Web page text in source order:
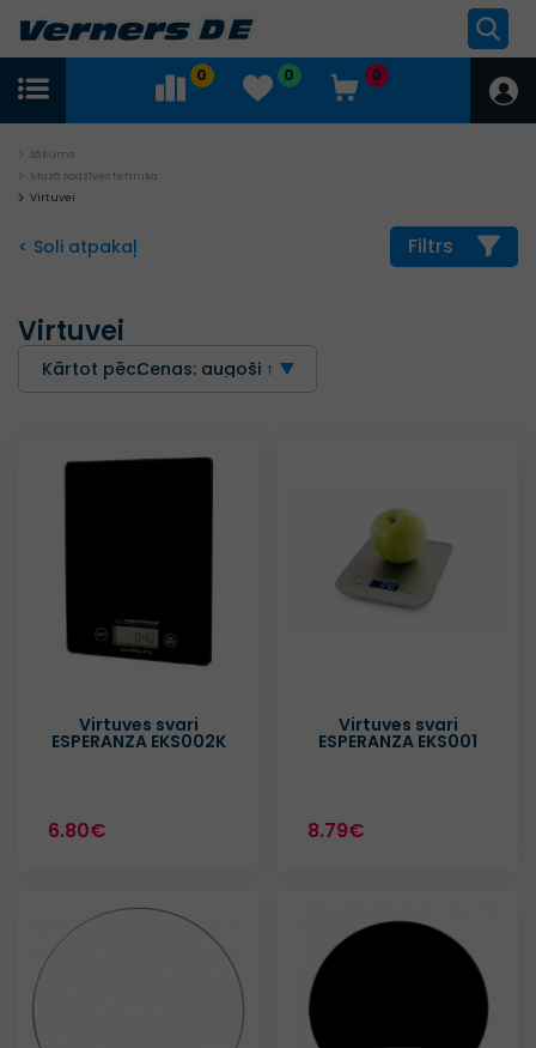
0 0 0
Sākums
Mazā sadzīves tehnika
Virtuvei
< Soli atpakaļ Filtrs
Virtuvei
Kārtot pēc:Cenas: augoši ↑
Virtuves svari
ESPERANZA EKS002K
6.80€
Virtuves svari
ESPERANZA EKS001
8.79€